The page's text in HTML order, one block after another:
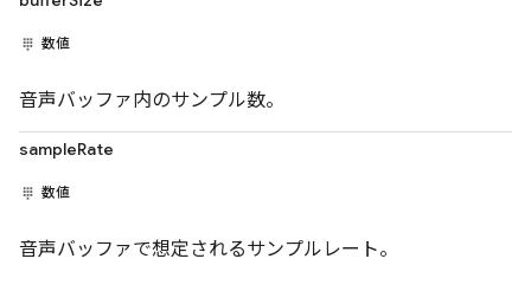
数値
音声バッファ内のサンプル数。
sampleRate
数値
音声バッファで想定されるサンプルレート。